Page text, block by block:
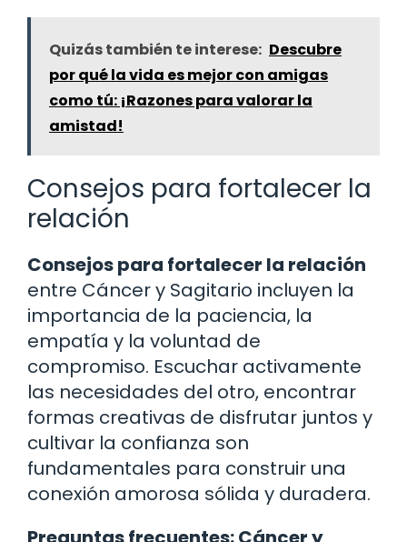
Quizás también te interese: Descubre
por qué la vida es mejor con amigas
como tú: ¡Razones para valorar la
amistad!
Consejos para fortalecer la
relación
Consejos para fortalecer la relación
entre Cáncer y Sagitario incluyen la
importancia de la paciencia, la
empatía y la voluntad de
compromiso. Escuchar activamente
las necesidades del otro, encontrar
formas creativas de disfrutar juntos y
cultivar la confianza son
fundamentales para construir una
conexión amorosa sólida y duradera.